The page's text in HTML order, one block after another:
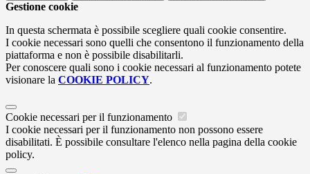
Gestione cookie
In questa schermata è possibile scegliere quali cookie consentire.
I cookie necessari sono quelli che consentono il funzionamento della
piattaforma e non è possibile disabilitarli.
Per conoscere quali sono i cookie necessari al funzionamento potete
visionare la COOKIE POLICY.
Cookie necessari per il funzionamento
I cookie necessari per il funzionamento non possono essere
disabilitati. È possibile consultare l'elenco nella pagina della cookie
policy.